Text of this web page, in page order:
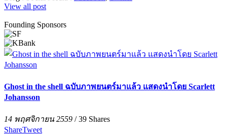
View all post
Founding Sponsors
Ghost in the shell ฉบับภาพยนตร์มาแล้ว แสดงนำโดย Scarlett
Johansson
14 พฤศจิกายน 2559 /39 Shares
ShareTweet